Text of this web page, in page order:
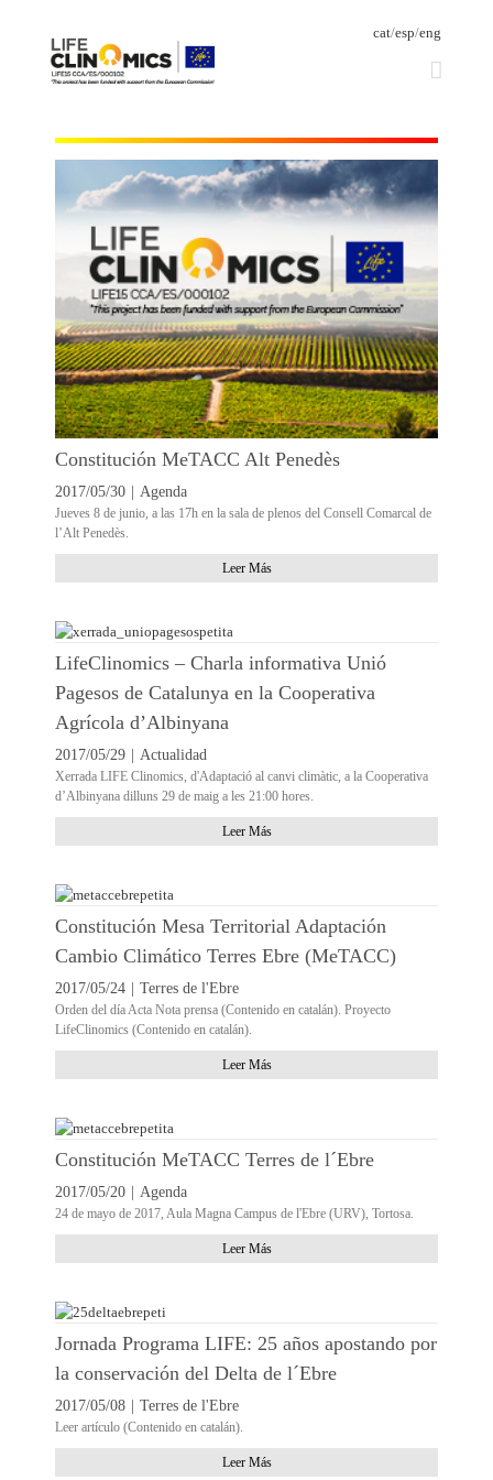
cat/esp/eng
Constitución MeTACC Alt Penedès
2017/05/30 Agenda
Jueves 8 de junio, a las 17h en la sala de plenos del Consell Comarcal de
l’Alt Penedès.
Leer Más
LifeClinomics – Charla informativa Unió
Pagesos de Catalunya en la Cooperativa
Agrícola d’Albinyana
2017/05/29 Actualidad
Xerrada LIFE Clinomics, d'Adaptació al canvi climàtic, a la Cooperativa
d’Albinyana dilluns 29 de maig a les 21:00 hores.
Leer Más
Constitución Mesa Territorial Adaptación
Cambio Climático Terres Ebre (MeTACC)
2017/05/24 Terres de l'Ebre
Orden del día Acta Nota prensa (Contenido en catalán). Proyecto
LifeClinomics (Contenido en catalán).
Leer Más
Constitución MeTACC Terres de l´Ebre
2017/05/20 Agenda
24 de mayo de 2017, Aula Magna Campus de l'Ebre (URV), Tortosa.
Leer Más
Jornada Programa LIFE: 25 años apostando por
la conservación del Delta de l´Ebre
2017/05/08 Terres de l'Ebre
Leer artículo (Contenido en catalán).
Leer Más